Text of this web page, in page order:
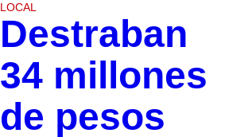
LOCAL
Destraban
34 millones
de pesos